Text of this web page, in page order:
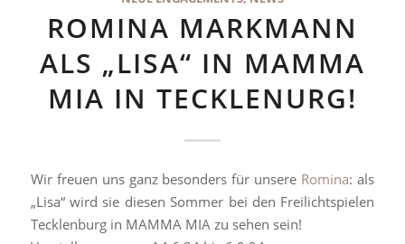
ROMINA MARKMANN
ALS „LISA“ IN MAMMA
MIA IN TECKLENURG!
Wir freuen uns ganz besonders für unsere Romina: als
„Lisa“ wird sie diesen Sommer bei den Freilichtspielen
Tecklenburg in MAMMA MIA zu sehen sein!